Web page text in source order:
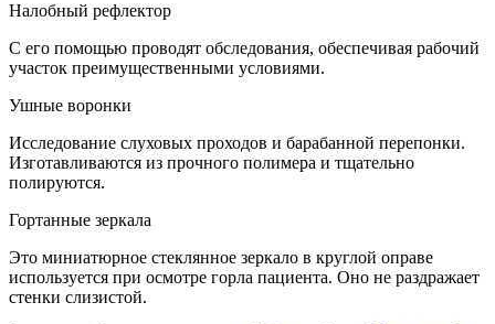
Налобный рефлектор
С его помощью проводят обследования, обеспечивая рабочий
участок преимущественными условиями.
Ушные воронки
Исследование слуховых проходов и барабанной перепонки.
Изготавливаются из прочного полимера и тщательно
полируются.
Гортанные зеркала
Это миниатюрное стеклянное зеркало в круглой оправе
используется при осмотре горла пациента. Оно не раздражает
стенки слизистой.